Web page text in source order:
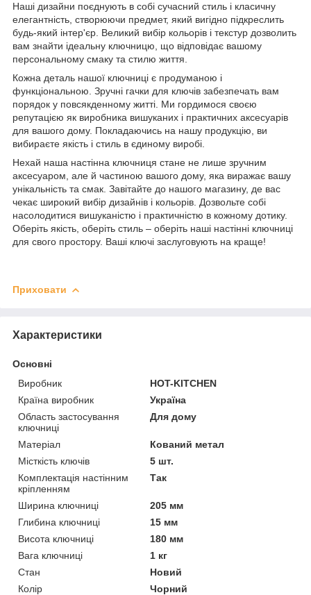
Наші дизайни поєднують в собі сучасний стиль і класичну
елегантність, створюючи предмет, який вигідно підкреслить
будь-який інтер'єр. Великий вибір кольорів і текстур дозволить
вам знайти ідеальну ключницю, що відповідає вашому
персональному смаку та стилю життя.
Кожна деталь нашої ключниці є продуманою і
функціональною. Зручні гачки для ключів забезпечать вам
порядок у повсякденному житті. Ми гордимося своєю
репутацією як виробника вишуканих і практичних аксесуарів
для вашого дому. Покладаючись на нашу продукцію, ви
вибираєте якість і стиль в єдиному виробі.
Нехай наша настінна ключниця стане не лише зручним
аксесуаром, але й частиною вашого дому, яка виражає вашу
унікальність та смак. Завітайте до нашого магазину, де вас
чекає широкий вибір дизайнів і кольорів. Дозвольте собі
насолодитися вишуканістю і практичністю в кожному дотику.
Оберіть якість, оберіть стиль – оберіть наші настінні ключниці
для свого простору. Ваші ключі заслуговують на краще!
Приховати
Характеристики
Основні
Виробник
HOT-KITCHEN
Країна виробник
Україна
Область застосування
ключниці
Для дому
Матеріал
Кований метал
Місткість ключів
5 шт.
Комплектація настінним
кріпленням
Так
Ширина ключниці
205 мм
Глибина ключниці
15 мм
Висота ключниці
180 мм
Вага ключниці
1 кг
Стан
Новий
Колір
Чорний